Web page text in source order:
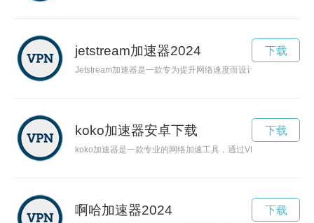
jetstream加速器2024
Jetstream加速器是一款专为提升网络速度而设计的设备，可以
下载
koko加速器安卓下载
koko加速器是一款专业的网络加速工具，通过VPN技术让用户
下载
啊哈加速器2024 下载